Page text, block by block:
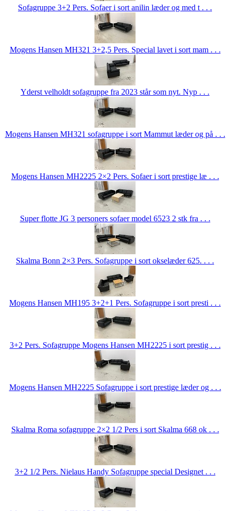
Sofagruppe 3+2 Pers. Sofaer i sort anilin læder og med t . . .
Mogens Hansen MH321 3+2,5 Pers. Special lavet i sort mam . . .
Yderst velholdt sofagruppe fra 2023 står som nyt. Nyp . . .
Mogens Hansen MH321 sofagruppe i sort Mammut læder og på . . .
Mogens Hansen MH2225 2×2 Pers. Sofaer i sort prestige læ . . .
Super flotte JG 3 personers sofaer model 6523 2 stk fra . . .
Skalma Bonn 2×3 Pers. Sofagruppe i sort okselæder 625. . . .
Mogens Hansen MH195 3+2+1 Pers. Sofagruppe i sort presti . . .
3+2 Pers. Sofagruppe Mogens Hansen MH2225 i sort prestig . . .
Mogens Hansen MH2225 Sofagruppe i sort prestige læder og . . .
Skalma Roma sofagruppe 2×2 1/2 Pers i sort Skalma 668 ok . . .
3+2 1/2 Pers. Nielaus Handy Sofagruppe special Designet . . .